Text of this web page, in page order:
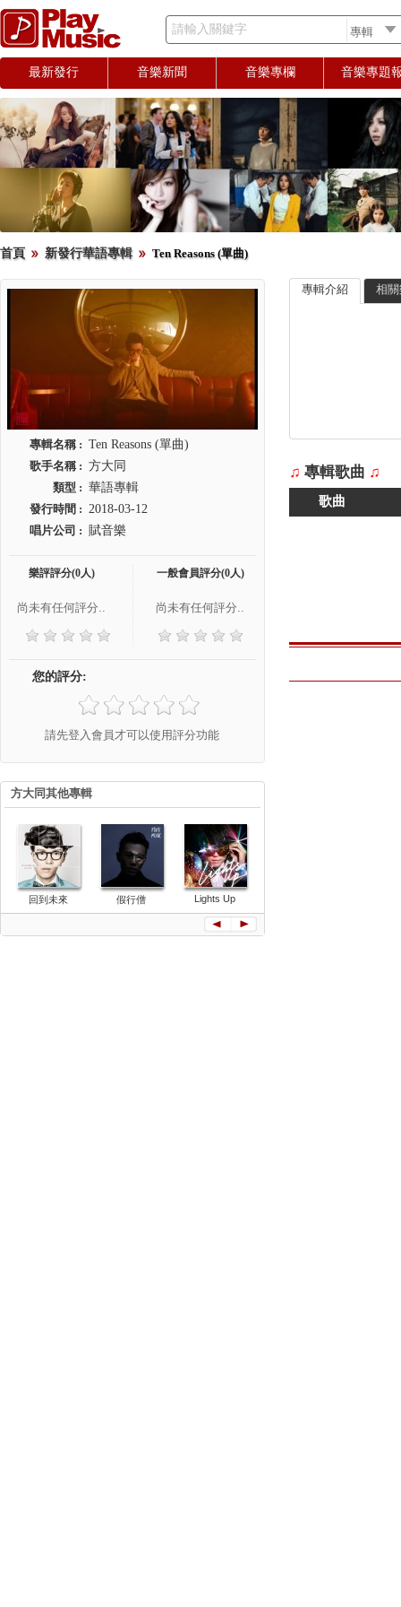
請輸入關鍵字
最新發行 音樂新聞 音樂專欄 音樂專題
首頁 新發行華語專輯 Ten Reasons (單曲)
專輯名稱 : Ten Reasons (單曲)
歌手名稱 : 方大同
類型 : 華語專輯
發行時間 : 2018-03-12
唱片公司 : 賦音樂
樂評評分(0人)
尚未有任何評分..
一般會員評分(0人)
尚未有任何評分..
您的評分:
請先登入會員才可以使用評分功能
方大同其他專輯
回到未來 假行僧 Lights Up
專輯介紹 相
♫ 專輯歌曲 ♫
歌曲